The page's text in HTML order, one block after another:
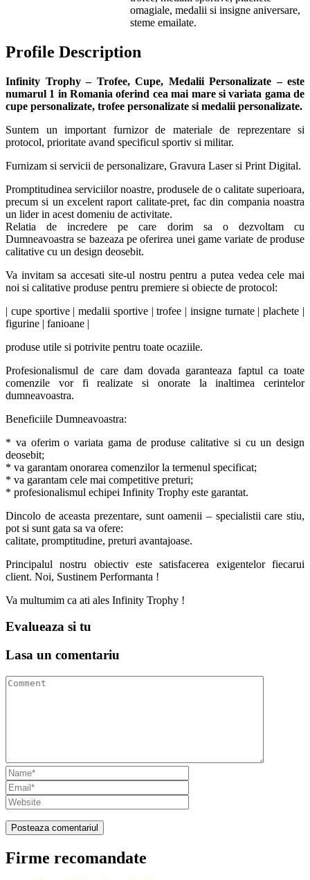
omagiale, medalii si insigne aniversare,
steme emailate.
Profile Description
Infinity Trophy – Trofee, Cupe, Medalii Personalizate – este
numarul 1 in Romania oferind cea mai mare si variata gama de
cupe personalizate, trofee personalizate si medalii personalizate.
Suntem un important furnizor de materiale de reprezentare si
protocol, prioritate avand specificul sportiv si militar.
Furnizam si servicii de personalizare, Gravura Laser si Print Digital.
Promptitudinea serviciilor noastre, produsele de o calitate superioara,
precum si un excelent raport calitate-pret, fac din compania noastra
un lider in acest domeniu de activitate.
Relatia de incredere pe care dorim sa o dezvoltam cu
Dumneavoastra se bazeaza pe oferirea unei game variate de produse
calitative cu un design deosebit.
Va invitam sa accesati site-ul nostru pentru a putea vedea cele mai
noi si calitative produse pentru premiere si obiecte de protocol:
| cupe sportive | medalii sportive | trofee | insigne turnate | plachete |
figurine | fanioane |
produse utile si potrivite pentru toate ocaziile.
Profesionalismul de care dam dovada garanteaza faptul ca toate
comenzile vor fi realizate si onorate la inaltimea cerintelor
dumneavoastra.
Beneficiile Dumneavoastra:
* va oferim o variata gama de produse calitative si cu un design
deosebit;
* va garantam onorarea comenzilor la termenul specificat;
* va garantam cele mai competitive preturi;
* profesionalismul echipei Infinity Trophy este garantat.
Dincolo de aceasta prezentare, sunt oamenii – specialistii care stiu,
pot si sunt gata sa va ofere:
calitate, promptitudine, preturi avantajoase.
Principalul nostru obiectiv este satisfacerea exigentelor fiecarui
client. Noi, Sustinem Performanta !
Va multumim ca ati ales Infinity Trophy !
Evalueaza si tu
Lasa un comentariu
Firme recomandate